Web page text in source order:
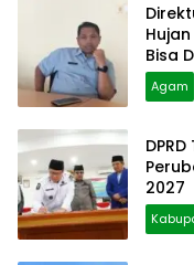
Bisa
Agam
2027